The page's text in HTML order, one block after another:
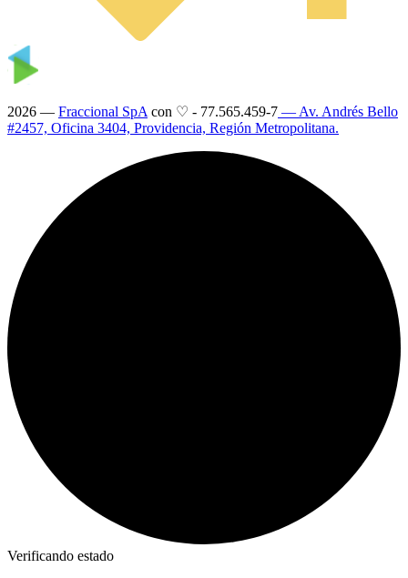
2026 — Fraccional SpA con ♡ - 77.565.459-7 — Av. Andrés Bello
#2457, Oficina 3404, Providencia, Región Metropolitana.
Verificando estado